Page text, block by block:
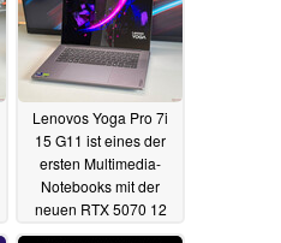
Lenovos Yoga Pro 7i
15 G11 ist eines der
ersten Multimedia-
Notebooks mit der
neuen RTX 5070 12
GB20.05.2026